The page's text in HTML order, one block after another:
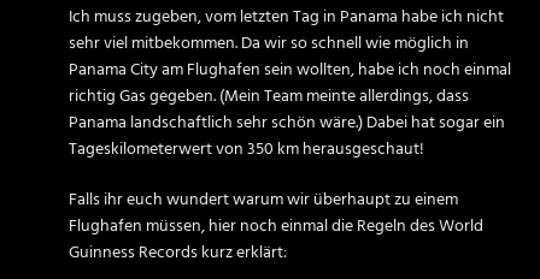
Ich muss zugeben, vom letzten Tag in Panama habe ich nicht
sehr viel mitbekommen. Da wir so schnell wie möglich in
Panama City am Flughafen sein wollten, habe ich noch einmal
richtig Gas gegeben. (Mein Team meinte allerdings, dass
Panama landschaftlich sehr schön wäre.) Dabei hat sogar ein
Tageskilometerwert von 350 km herausgeschaut!
Falls ihr euch wundert warum wir überhaupt zu einem
Flughafen müssen, hier noch einmal die Regeln des World
Guinness Records kurz erklärt: